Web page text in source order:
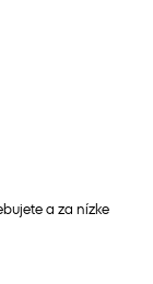
a za nízke